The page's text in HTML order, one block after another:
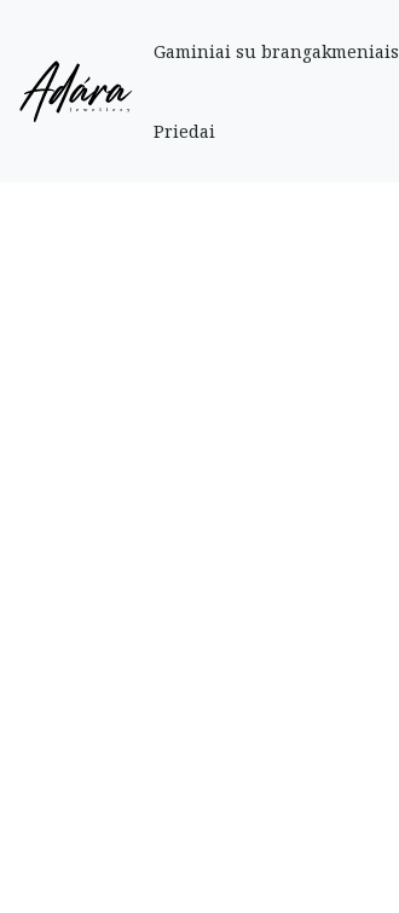
Gaminiai su brangakmeniais
Priedai
Pradinis Parduotuve » Auksiniai